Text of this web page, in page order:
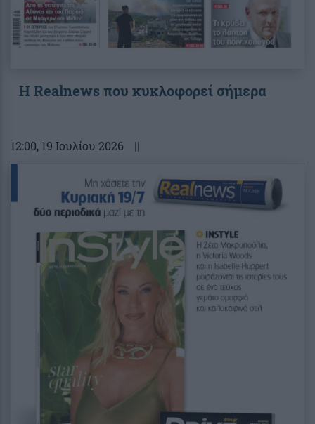
Η Realnews που κυκλοφορεί σήμερα
12:00, 19 Ιουλίου 2026 ||